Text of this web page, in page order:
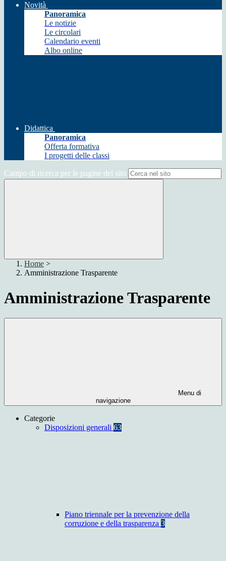
Novità
Panoramica
Le notizie
Le circolari
Calendario eventi
Albo online
Didattica
Panoramica
Offerta formativa
I progetti delle classi
Campo di ricerca per le pagine del sito
Home >
Amministrazione Trasparente
Amministrazione Trasparente
Menu di
navigazione
Categorie
Disposizioni generali 63
Piano triennale per la prevenzione della
corruzione e della trasparenza 3